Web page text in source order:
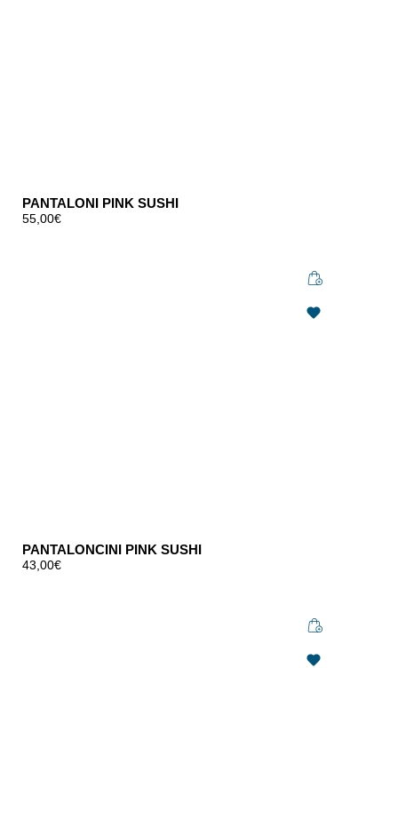
PANTALONI PINK SUSHI
55,00€
PANTALONCINI PINK SUSHI
43,00€